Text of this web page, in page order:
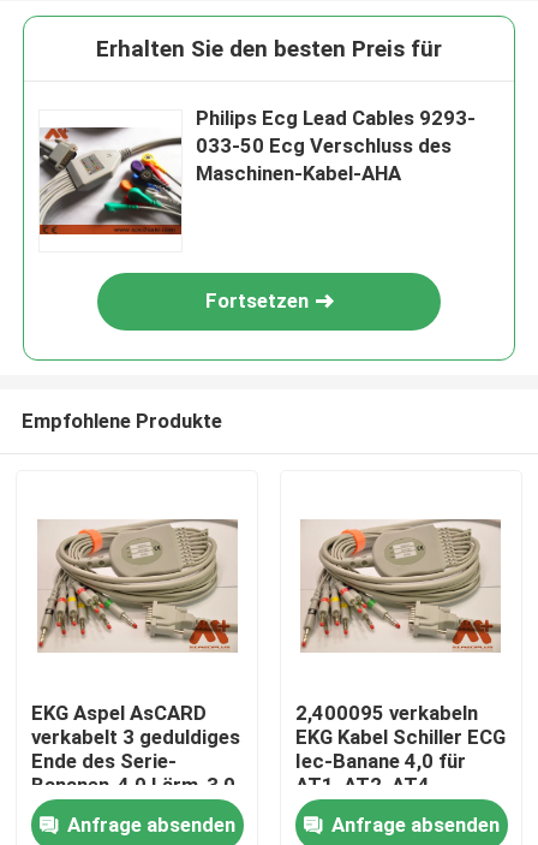
Erhalten Sie den besten Preis für
Philips Ecg Lead Cables 9293-
033-50 Ecg Verschluss des
Maschinen-Kabel-AHA
Fortsetzen
Empfohlene Produkte
EKG Aspel AsCARD
verkabelt 3 geduldiges
Ende des Serie-
Bananen-4,0 Lärm-3,0
Anfrage absenden
2,400095 verkabeln
EKG Kabel Schiller ECG
Iec-Banane 4,0 für
AT1, AT2, AT4
Anfrage absenden